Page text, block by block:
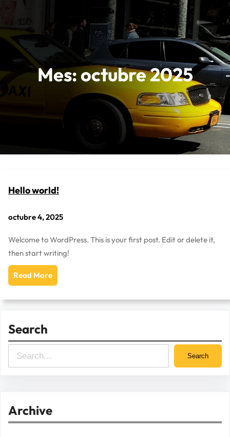
contenido
Mes:octubre 2025
Hello world!
octubre 4, 2025
Welcome to WordPress. This is your first post. Edit or delete it,
then start writing!
Read More
Search
e
c
Search
Archive